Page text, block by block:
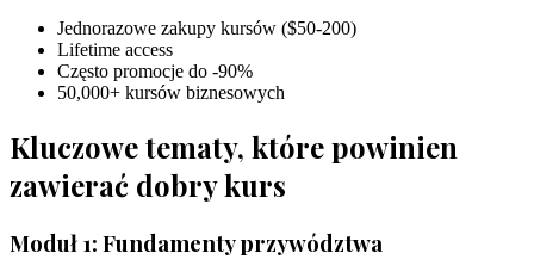
Jednorazowe zakupy kursów ($50-200)
Lifetime access
Często promocje do -90%
50,000+ kursów biznesowych
Kluczowe tematy, które powinien
zawierać dobry kurs
Moduł 1: Fundamenty przywództwa